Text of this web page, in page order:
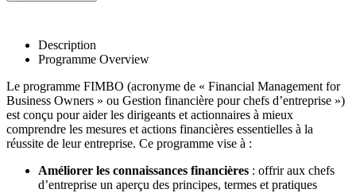
Description
Programme Overview
Le programme FIMBO (acronyme de « Financial Management for
Business Owners » ou Gestion financière pour chefs d’entreprise »)
est conçu pour aider les dirigeants et actionnaires à mieux
comprendre les mesures et actions financières essentielles à la
réussite de leur entreprise. Ce programme vise à :
Améliorer les connaissances financières : offrir aux chefs
d’entreprise un aperçu des principes, termes et pratiques